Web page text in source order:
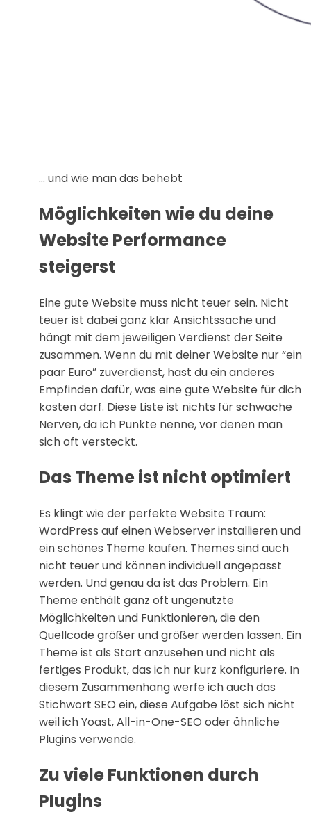
… und wie man das behebt
Möglichkeiten wie du deine
Website Performance
steigerst
Eine gute Website muss nicht teuer sein. Nicht
teuer ist dabei ganz klar Ansichtssache und
hängt mit dem jeweiligen Verdienst der Seite
zusammen. Wenn du mit deiner Website nur “ein
paar Euro” zuverdienst, hast du ein anderes
Empfinden dafür, was eine gute Website für dich
kosten darf. Diese Liste ist nichts für schwache
Nerven, da ich Punkte nenne, vor denen man
sich oft versteckt.
Das Theme ist nicht optimiert
Es klingt wie der perfekte Website Traum:
WordPress auf einen Webserver installieren und
ein schönes Theme kaufen. Themes sind auch
nicht teuer und können individuell angepasst
werden. Und genau da ist das Problem. Ein
Theme enthält ganz oft ungenutzte
Möglichkeiten und Funktionieren, die den
Quellcode größer und größer werden lassen. Ein
Theme ist als Start anzusehen und nicht als
fertiges Produkt, das ich nur kurz konfiguriere. In
diesem Zusammenhang werfe ich auch das
Stichwort SEO ein, diese Aufgabe löst sich nicht
weil ich Yoast, All-in-One-SEO oder ähnliche
Plugins verwende.
Zu viele Funktionen durch
Plugins